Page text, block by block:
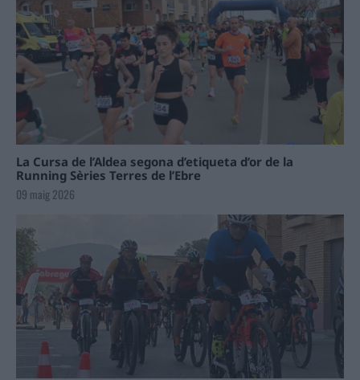
La Cursa de l’Aldea segona d’etiqueta d’or de la
Running Sèries Terres de l’Ebre
09 maig 2026